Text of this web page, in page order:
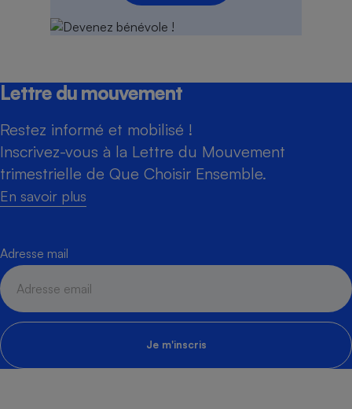
Lettre du mouvement
Restez informé et mobilisé !
Inscrivez-vous à la Lettre du Mouvement
trimestrielle de Que Choisir Ensemble.
En savoir plus
Adresse mail
Je m'inscris